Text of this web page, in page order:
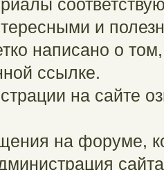
и
написано о
ссылке.
на сайте
на форуме,